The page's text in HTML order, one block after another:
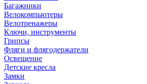
Багажники
Велокомпьютеры
Велотренажеры
Ключи, инструменты
Грипсы
Фляги и флягодержатели
Освещение
Детские кресла
Замки